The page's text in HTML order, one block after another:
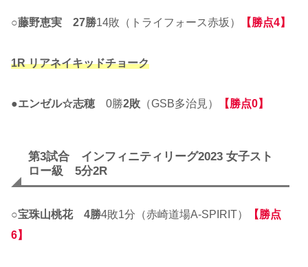
○藤野恵実 27勝14敗（トライフォース赤坂） 【勝点4】
1R リアネイキッドチョーク
●エンゼル☆志穂 0勝2敗 （GSB多治見） 【勝点0】
第3試合 インフィニティリーグ2023 女子スト
ロー級 5分2R
○宝珠山桃花 4勝4敗1分（赤崎道場A-SPIRIT）
【勝点
6】